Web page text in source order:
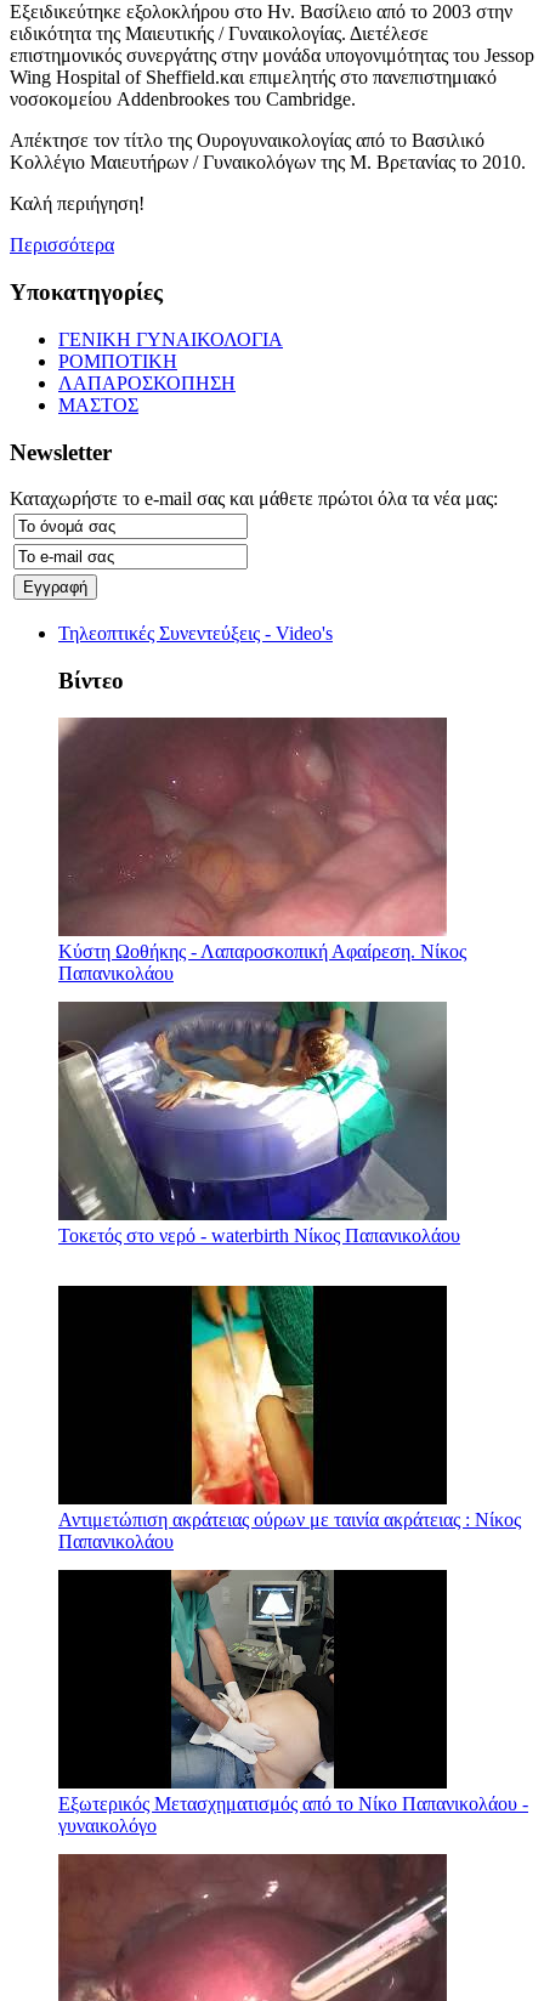
Εξειδικεύτηκε εξολοκλήρου στο Ην. Βασίλειο από το 2003 στην
ειδικότητα της Μαιευτικής / Γυναικολογίας. Διετέλεσε
επιστημονικός συνεργάτης στην μονάδα υπογονιμότητας του Jessop
Wing Hospital of Sheffield.και επιμελητής στο πανεπιστημιακό
νοσοκομείου Addenbrookes του Cambridge.
Απέκτησε τον τίτλο της Ουρογυναικολογίας από το Βασιλικό
Κολλέγιο Μαιευτήρων / Γυναικολόγων της Μ. Βρετανίας το 2010.
Καλή περιήγηση!
Περισσότερα
Υποκατηγορίες
ΓΕΝΙΚΗ ΓΥΝΑΙΚΟΛΟΓΙΑ
ΡΟΜΠΟΤΙΚΗ
ΛΑΠΑΡΟΣΚΟΠΗΣΗ
ΜΑΣΤΟΣ
Newsletter
Καταχωρήστε το e-mail σας και μάθετε πρώτοι όλα τα νέα μας:
Τηλεοπτικές Συνεντεύξεις - Video's
Βίντεο
Κύστη Ωοθήκης - Λαπαροσκοπική Αφαίρεση. Νίκος
Παπανικολάου
Τοκετός στο νερό - waterbirth Νίκος Παπανικολάου
Αντιμετώπιση ακράτειας ούρων με ταινία ακράτειας : Νίκος
Παπανικολάου
Εξωτερικός Μετασχηματισμός από το Νίκο Παπανικολάου -
γυναικολόγο